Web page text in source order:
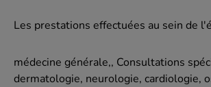
Les prestations effectuées au sein de
médecine générale,, Consultations
dermatologie, neurologie, cardiologie,